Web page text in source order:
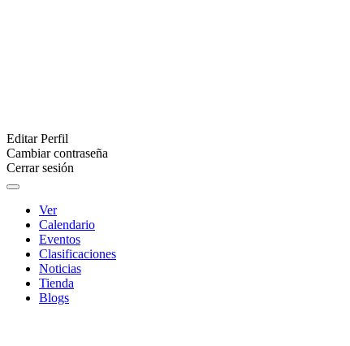
Editar Perfil
Cambiar contraseña
Cerrar sesión
Ver
Calendario
Eventos
Clasificaciones
Noticias
Tienda
Blogs